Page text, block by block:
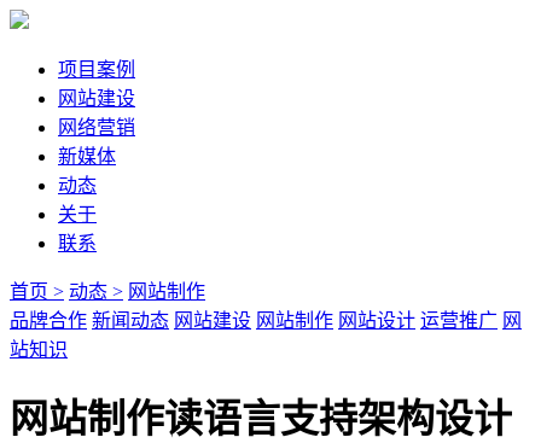
项目案例
网站建设
网络营销
新媒体
动态
关于
联系
首页 > 动态 > 网站制作
品牌合作 新闻动态 网站建设 网站制作 网站设计 运营推广 网
站知识
网站制作读语言支持架构设计